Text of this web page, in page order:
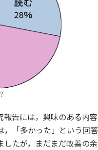
告には，興味のある内容
，「多かった」という回答
たが，まだまだ改善の余